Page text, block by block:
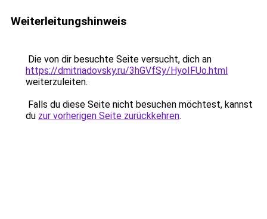
Weiterleitungshinweis
Die von dir besuchte Seite versucht, dich an
https://dmitriadovsky.ru/3hGVfSy/HyoIFUo.html
weiterzuleiten.
Falls du diese Seite nicht besuchen möchtest, kannst
du zur vorherigen Seite zurückkehren.